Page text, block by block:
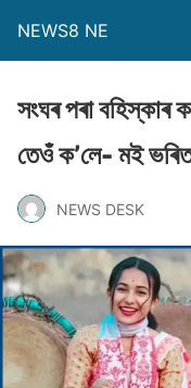
NEWS8 NE
সংঘৰ পৰা বহিস্কাৰ
তেওঁ ক’লে- মই
NEWS DESK